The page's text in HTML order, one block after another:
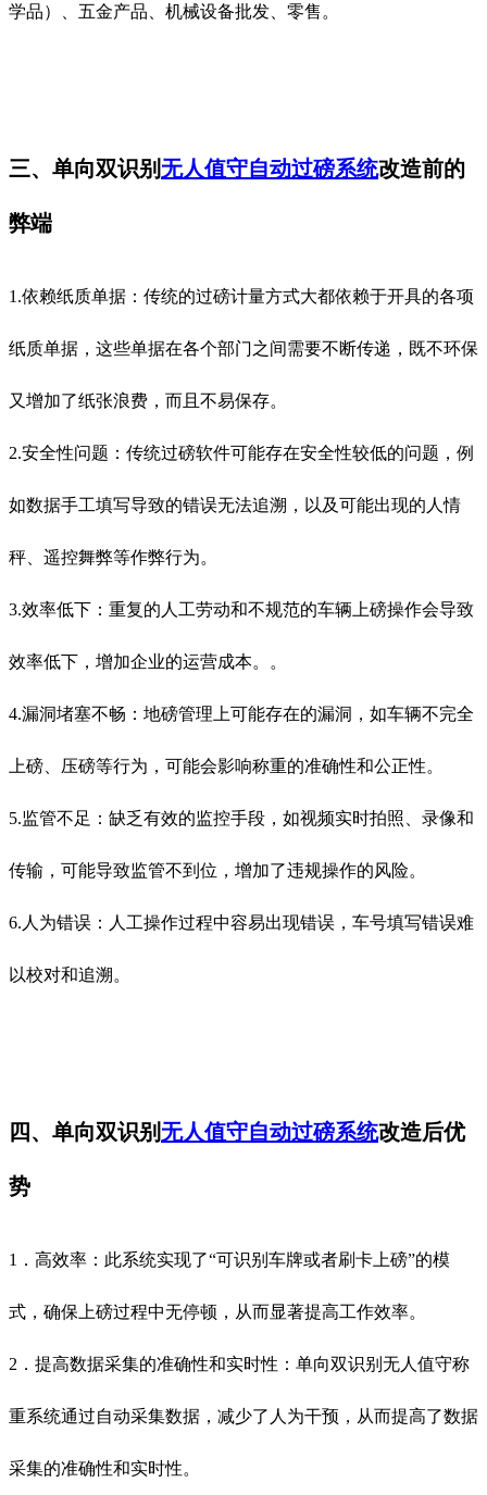
学品）、五金产品、机械设备批发、零售。
三、单向双识别 无人值守自动过磅系统改造前的
弊端
1.依赖纸质单据：传统的过磅计量方式大都依赖于开具的各项
纸质单据，这些单据在各个部门之间需要不断传递，既不环保
又增加了纸张浪费，而且不易保存。
2.安全性问题：传统过磅软件可能存在安全性较低的问题，例
如数据手工填写导致的错误无法追溯，以及可能出现的人情
秤、遥控舞弊等作弊行为。
3.效率低下：重复的人工劳动和不规范的车辆上磅操作会导致
效率低下，增加企业的运营成本。。
4.漏洞堵塞不畅：地磅管理上可能存在的漏洞，如车辆不完全
上磅、压磅等行为，可能会影响称重的准确性和公正性。
5.监管不足：缺乏有效的监控手段，如视频实时拍照、录像和
传输，可能导致监管不到位，增加了违规操作的风险。
6.人为错误：人工操作过程中容易出现错误，车号填写错误难
以校对和追溯。
四、单向双识别 无人值守自动过磅系统改造后优
势
1．高效率：此系统实现了“可识别车牌或者刷卡上磅”的模
式，确保上磅过程中无停顿，从而显著提高工作效率。
2．提高数据采集的准确性和实时性：单向双识别无人值守称
重系统通过自动采集数据，减少了人为干预，从而提高了数据
采集的准确性和实时性。